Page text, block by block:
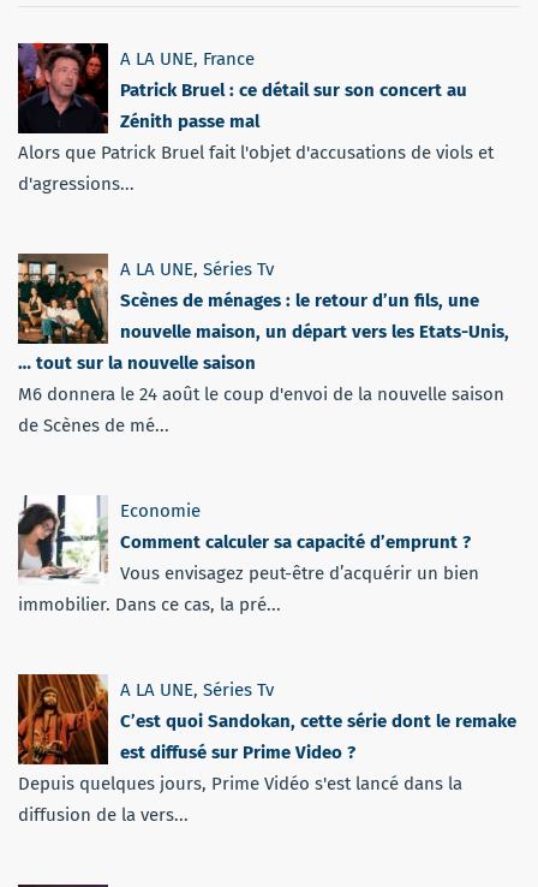
A LA UNE, France
Patrick Bruel : ce détail sur son concert au
Zénith passe mal
Alors que Patrick Bruel fait l'objet d'accusations de viols et
d'agressions...
A LA UNE, Séries Tv
Scènes de ménages : le retour d’un fils, une
nouvelle maison, un départ vers les Etats-Unis,
… tout sur la nouvelle saison
M6 donnera le 24 août le coup d'envoi de la nouvelle saison
de Scènes de mé...
Economie
Comment calculer sa capacité d’emprunt ?
Vous envisagez peut-être d’acquérir un bien
immobilier. Dans ce cas, la pré...
A LA UNE, Séries Tv
C’est quoi Sandokan, cette série dont le remake
est diffusé sur Prime Video ?
Depuis quelques jours, Prime Vidéo s'est lancé dans la
diffusion de la vers...